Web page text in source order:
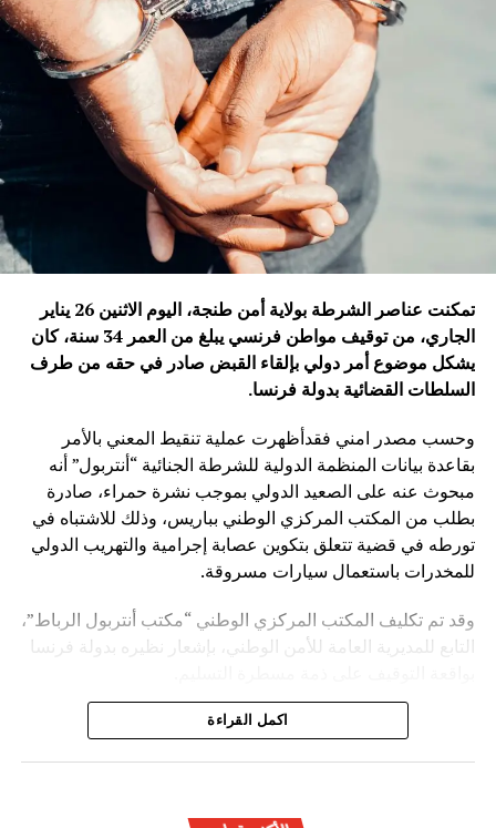
تمكنت عناصر الشرطة بولاية أمن طنجة، اليوم الاثنين 26 يناير
الجاري، من توقيف مواطن فرنسي يبلغ من العمر 34 سنة، كان
يشكل موضوع أمر دولي بإلقاء القبض صادر في حقه من طرف
السلطات القضائية بدولة فرنسا.
وحسب مصدر امني فقدأظهرت عملية تنقيط المعني بالأمر
بقاعدة بيانات المنظمة الدولية للشرطة الجنائية “أنتربول” أنه
مبحوث عنه على الصعيد الدولي بموجب نشرة حمراء، صادرة
بطلب من المكتب المركزي الوطني بباريس، وذلك للاشتباه في
تورطه في قضية تتعلق بتكوين عصابة إجرامية والتهريب الدولي
للمخدرات باستعمال سيارات مسروقة.
وقد تم تكليف المكتب المركزي الوطني “مكتب أنتربول الرباط”،
التابع للمديرية العامة للأمن الوطني، بإشعار نظيره بدولة فرنسا
ويأتي توقيف المشتبه به في سياق التزام المصالح الأمنية
المغربية بتفعيل آليات التعاون الأمني الدولي، خصوصا ملاحقة
اكمل القراءة